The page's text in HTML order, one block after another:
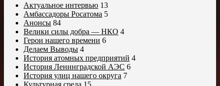
Актуальное интервью 13
Амбассадоры Росатома 5
Анонсы 84
Велики силы добра — НКО 4
Герои нашего времени 6
Делаем Выводы 4
История атомных предприятий 4
История Ленинградской АЭС 6
История улиц нашего округа 7
Культурная среда 15